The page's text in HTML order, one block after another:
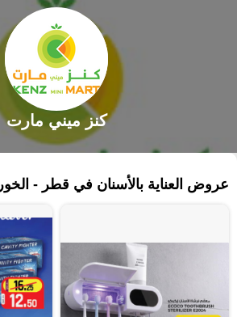
كنز ميني مارت
عروض العناية بالأسنان في قطر - الخور